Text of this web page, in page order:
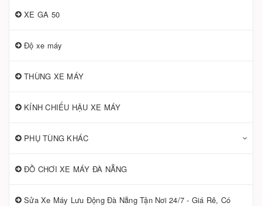
XE GA 50
Độ xe máy
THÙNG XE MÁY
KÍNH CHIẾU HẬU XE MÁY
PHỤ TÙNG KHÁC
ĐỒ CHƠI XE MÁY ĐÀ NẴNG
Sửa Xe Máy Lưu Động Đà Nẵng Tận Nơi 24/7 - Giá Rẻ, Có